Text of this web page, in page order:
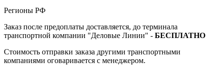
Регионы РФ
Заказ после предоплаты доставляется, до терминала
транспортной компании "Деловые Линии" - БЕСПЛАТНО
Стоимость отправки заказа другими транспортными
компаниями оговаривается с менеджером.